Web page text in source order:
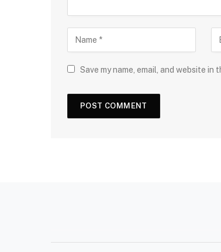
Save my name, email, and website